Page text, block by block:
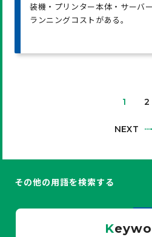
装機・プリンター本体・サーバ
ランニングコストがある。
1 2
NEXT
その他の用語を検索する
K